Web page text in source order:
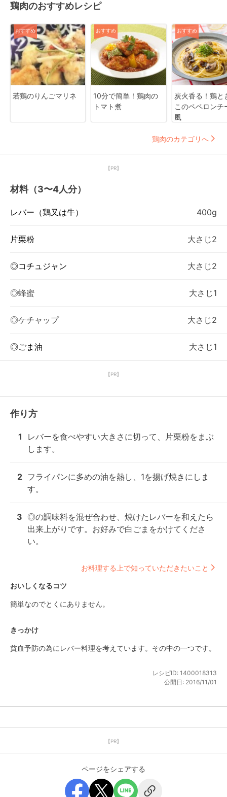
鶏肉のおすすめレシピ
おすすめ
若鶏のりんごマリネ
おすすめ
10分で簡単！鶏肉の
トマト煮
おすすめ
炭火香る！鶏と
このペペロンチ
風
鶏肉のカテゴリへ
【PR】
材料（3〜4人分）
レバー（鶏又は牛） 400g
片栗粉 大さじ2
◎コチュジャン 大さじ2
◎蜂蜜 大さじ1
◎ケチャップ 大さじ2
◎ごま油 大さじ1
【PR】
作り方
1
レバーを食べやすい大きさに切って、片栗粉をまぶ
します。
2 フライパンに多めの油を熱し、1を揚げ焼きにしま
す。
3 ◎の調味料を混ぜ合わせ、焼けたレバーを和えたら
出来上がりです。お好みで白ごまをかけてくださ
い。
お料理する上で知っていただきたいこと
おいしくなるコツ
簡単なのでとくにありません。
きっかけ
貧血予防の為にレバー料理を考えています。その中の一つです。
レシピID: 1400018313
公開日: 2016/11/01
【PR】
ページをシェアする